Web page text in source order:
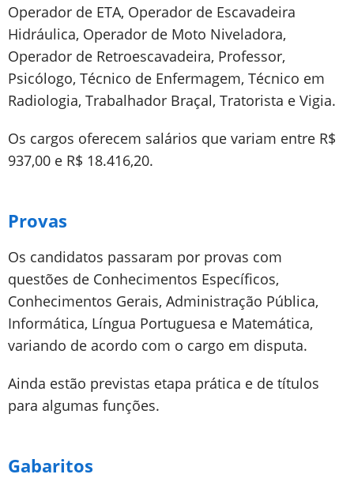
Operador de ETA, Operador de Escavadeira
Hidráulica, Operador de Moto Niveladora,
Operador de Retroescavadeira, Professor,
Psicólogo, Técnico de Enfermagem, Técnico em
Radiologia, Trabalhador Braçal, Tratorista e Vigia.
Os cargos oferecem salários que variam entre R$
937,00 e R$ 18.416,20.
Provas
Os candidatos passaram por provas com
questões de Conhecimentos Específicos,
Conhecimentos Gerais, Administração Pública,
Informática, Língua Portuguesa e Matemática,
variando de acordo com o cargo em disputa.
Ainda estão previstas etapa prática e de títulos
para algumas funções.
Gabaritos